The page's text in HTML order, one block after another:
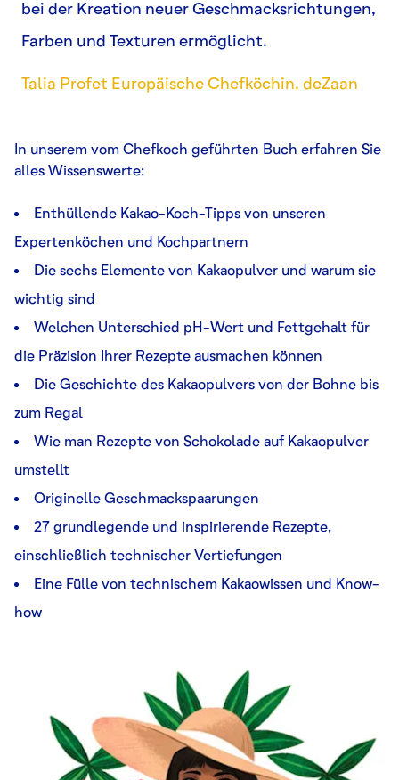
bei der Kreation neuer Geschmacksrichtungen,
Farben und Texturen ermöglicht.
Talia Profet Europäische Chefköchin, deZaan
In unserem vom Chefkoch geführten Buch erfahren Sie
alles Wissenswerte:
Enthüllende Kakao-Koch-Tipps von unseren
Expertenköchen und Kochpartnern
Die sechs Elemente von Kakaopulver und warum sie
wichtig sind
Welchen Unterschied pH-Wert und Fettgehalt für
die Präzision Ihrer Rezepte ausmachen können
Die Geschichte des Kakaopulvers von der Bohne bis
zum Regal
Wie man Rezepte von Schokolade auf Kakaopulver
umstellt
Originelle Geschmackspaarungen
27 grundlegende und inspirierende Rezepte,
einschließlich technischer Vertiefungen
Eine Fülle von technischem Kakaowissen und Know-
how